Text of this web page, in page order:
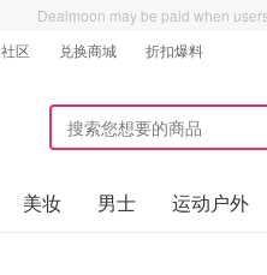
Dealmoon may be paid when
社区 兑换商城 折扣爆料
美妆 男士 运动户外